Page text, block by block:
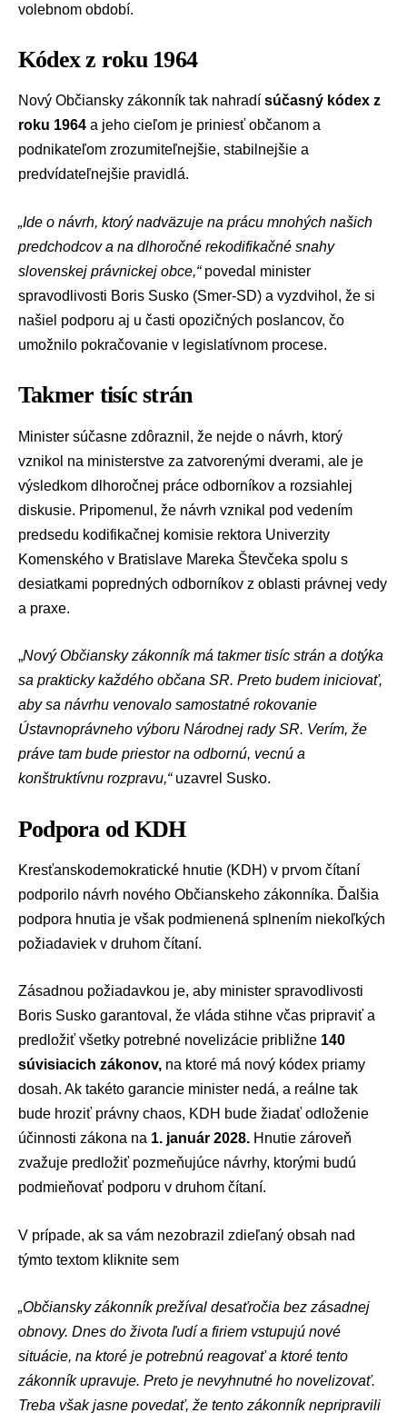
volebnom období.
Kódex z roku 1964
Nový Občiansky zákonník tak nahradí súčasný kódex z
roku 1964 a jeho cieľom je priniesť občanom a
podnikateľom zrozumiteľnejšie, stabilnejšie a
predvídateľnejšie pravidlá.
„Ide o návrh, ktorý nadväzuje na prácu mnohých našich
predchodcov a na dlhoročné rekodifikačné snahy
slovenskej právnickej obce,“povedal minister
spravodlivosti Boris Susko (Smer-SD) a vyzdvihol, že si
našiel podporu aj u časti opozičných poslancov, čo
umožnilo pokračovanie v legislatívnom procese.
Takmer tisíc strán
Minister súčasne zdôraznil, že nejde o návrh, ktorý
vznikol na ministerstve za zatvorenými dverami, ale je
výsledkom dlhoročnej práce odborníkov a rozsiahlej
diskusie. Pripomenul, že návrh vznikal pod vedením
predsedu kodifikačnej komisie rektora Univerzity
Komenského v Bratislave Mareka Števčeka spolu s
desiatkami popredných odborníkov z oblasti právnej vedy
a praxe.
„Nový Občiansky zákonník má takmer tisíc strán a dotýka
sa prakticky každého občana SR. Preto budem iniciovať,
aby sa návrhu venovalo samostatné rokovanie
Ústavnoprávneho výboru Národnej rady SR. Verím, že
práve tam bude priestor na odbornú, vecnú a
konštruktívnu rozpravu,“uzavrel Susko.
Podpora od KDH
Kresťanskodemokratické hnutie (KDH) v prvom čítaní
podporilo návrh nového Občianskeho zákonníka. Ďalšia
podpora hnutia je však podmienená splnením niekoľkých
požiadaviek v druhom čítaní.
Zásadnou požiadavkou je, aby minister spravodlivosti
Boris Susko garantoval, že vláda stihne včas pripraviť a
predložiť všetky potrebné novelizácie približne 140
súvisiacich zákonov, na ktoré má nový kódex priamy
dosah. Ak takéto garancie minister nedá, a reálne tak
bude hroziť právny chaos, KDH bude žiadať odloženie
účinnosti zákona na 1. január 2028. Hnutie zároveň
zvažuje predložiť pozmeňujúce návrhy, ktorými budú
podmieňovať podporu v druhom čítaní.
V prípade, ak sa vám nezobrazil zdieľaný obsah nad
týmto textom kliknite sem
„Občiansky zákonník prežíval desaťročia bez zásadnej
obnovy. Dnes do života ľudí a firiem vstupujú nové
situácie, na ktoré je potrebnú reagovať a ktoré tento
zákonník upravuje. Preto je nevyhnutné ho novelizovať.
Treba však jasne povedať, že tento zákonník nepripravili